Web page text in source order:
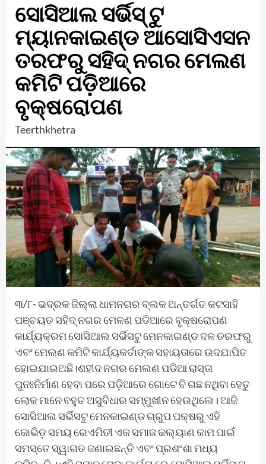
ସୋସିଆଲ ସର୍ଭିସ୍ ଟୁ
ମ୍ୟାନକାଇଣ୍ଡ ଆସୋସିଏସନ
ତରଫରୁ ସହିଦ୍ ନଗର ମେଲଣ
କମିଟି ପଡ଼ିଆରେ
ବୃକ୍ଷରୋପଣ
Teerthkhetra
୩/୮- ଭଦ୍ରକ ଜିଲ୍ଲା ଧାମନଗର ବ୍ଲକ ଅନ୍ତର୍ଗତ କଟସାହି
ପଞ୍ଚୟତ ସହିଦ୍ ନଗର ମେଳଣ ପଡିଆରେ ବୃକ୍ଷରୋପଣ
କାର୍ଯ୍ୟକ୍ରମ ସୋସିଆଲ ସର୍ଭିସଟୁ ମେନକାଇଣ୍ଡ ଦଳ ତରଫରୁ
ଏବଂ ମେଲଣ କମିଟି କାର୍ଯ୍ୟକର୍ତାଙ୍କ ସହାୟତାରେ ଉଦଯାପିତ
ହୋଇଯାଇଅଛି।ଶହୀଦ ନଗର ମେଲଣ ପଡିଆ ରାସ୍ତା
ପୁନଃନିର୍ମାଣ ହେବା ପରେ ପଡ଼ିଆରେ ଗୋଟେ ବି ଗଛ ନଥିବା ହେତୁ
ଲୋକ ମାନେ ବହୁତ ଅସୁବିଧାର ସମ୍ମୁଖୀନ ହେଉଥିଲେ। ଆଜି
ସୋସିଆଲ ସର୍ଭିସଟୁ ମେନକାଇଣ୍ଡ ଗ୍ରୁପ ପକ୍ଷରୁ ଏହି
କୋଭିଡ଼ ସମୟ ରେଏମିତୀ ଏକ ସମାଜ କଲ୍ୟାଣ କାମ ପାଇଁ
ସମସ୍ତେ ସ୍ୱାଗତ ଜଣାଇଛନ୍ତି ଏବଂ ପ୍ରଶଂଶା ମଧ୍ୟ